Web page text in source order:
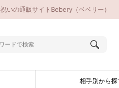
いの通販サイトBebery（ベベリー）
相手別から探